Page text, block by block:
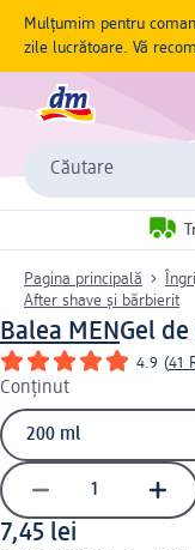
Mulțumim pentru
zile lucrătoare. Vă
Căutare
Pagina principală
After shave și bărbierit
Balea MENGel
4.9 (41
Conținut
7,45 lei